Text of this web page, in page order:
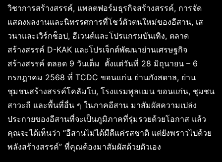
วิชาการสร้างสรรค์, แพลตฟอร์มธุรกิจสร้างสรรค์, การจัด
แสดงผลงานและนิทรรศการที่โชว์ตัวตนใหม่ของอีสาน, เส
วนาและเวิร์กช็อป, อีเวนต์และโปรแกรมบันเทิง, ตลาด
สร้างสรรค์ D-KAK และโปรเจ็กต์พัฒนาย่านเศรษฐกิจ
สร้างสรรค์ ตลอด 9 วันเต็ม ตั้งแต่วันที่ 28 มิถุนายน – 6
กรกฎาคม 2568 ที่ TCDC ขอนแก่น ย่านกังสดาล, ย่าน
ชุมชนสร้างสรรค์โคลัมโบ, โรงแรมพูลแมน ขอนแก่น, ชุมชน
สาวะถี และพื้นที่อื่น ๆ ในภาคอีสาน มาสัมผัสความเปล่ง
ประกายของอีสานที่จะเป็นภูมิภาคที่รุ่มรวยด้วยโอกาส แล้ว
คุณจะได้เห็นว่า “อีสานไม่ได้มีดีแค่รสชาติ แต่ยังพราวไปด้วย
พลังสร้างสรรค์” ที่คุณต้องมาสัมผัสด้วยตัวเอง